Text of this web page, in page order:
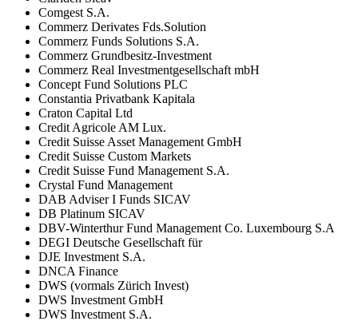
Comgest S.A.
Commerz Derivates Fds.Solution
Commerz Funds Solutions S.A.
Commerz Grundbesitz-Investment
Commerz Real Investmentgesellschaft mbH
Concept Fund Solutions PLC
Constantia Privatbank Kapitala
Craton Capital Ltd
Credit Agricole AM Lux.
Credit Suisse Asset Management GmbH
Credit Suisse Custom Markets
Credit Suisse Fund Management S.A.
Crystal Fund Management
DAB Adviser I Funds SICAV
DB Platinum SICAV
DBV-Winterthur Fund Management Co. Luxembourg S.A
DEGI Deutsche Gesellschaft für
DJE Investment S.A.
DNCA Finance
DWS (vormals Zürich Invest)
DWS Investment GmbH
DWS Investment S.A.